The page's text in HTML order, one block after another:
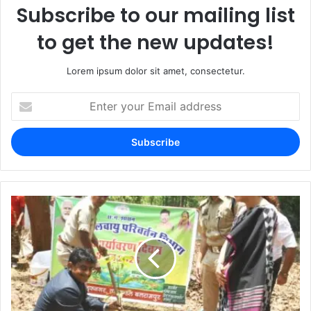
Subscribe to our mailing list
to get the new updates!
Lorem ipsum dolor sit amet, consectetur.